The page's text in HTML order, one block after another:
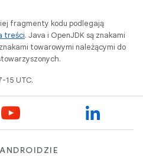
fragmenty kodu podlegają
treści. Java i OpenJDK są znakami
towarowymi należącymi do
UTC.